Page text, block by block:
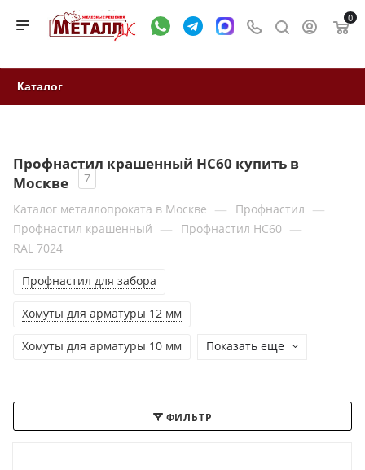
0
Каталог
Профнастил крашенный HC60 купить в
Москве
7
Каталог металлопроката в Москве — Профнастил —
Профнастил крашенный — Профнастил НС60 —
RAL 7024
Профнастил для забора
Хомуты для арматуры 12 мм
Хомуты для арматуры 10 мм Показать еще
ФИЛЬТР